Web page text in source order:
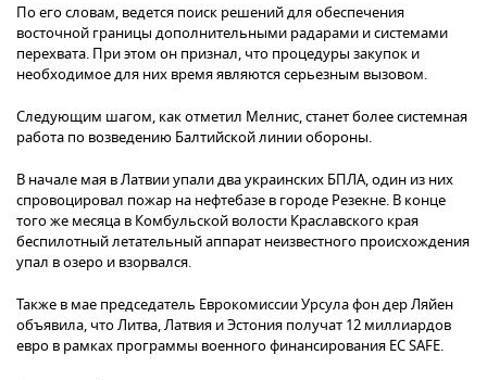
По его словам, ведется поиск решений для обеспечения
восточной границы дополнительными радарами и системами
перехвата. При этом он признал, что процедуры закупок и
необходимое для них время являются серьезным вызовом.
Следующим шагом, как отметил Мелнис, станет более системная
работа по возведению Балтийской линии обороны.
В начале мая в Латвии упали два украинских БПЛА, один из них
спровоцировал пожар на нефтебазе в городе Резекне. В конце
того же месяца в Комбульской волости Краславского края
беспилотный летательный аппарат неизвестного происхождения
упал в озеро и взорвался.
Также в мае председатель Еврокомиссии Урсула фон дер Ляйен
объявила, что Литва, Латвия и Эстония получат 12 миллиардов
евро в рамках программы военного финансирования ЕС SAFE.